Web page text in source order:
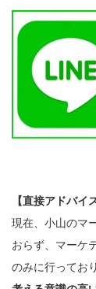
【直接アドバイ
現在、小山のマ
おらず、マーケ
のみに行ってお